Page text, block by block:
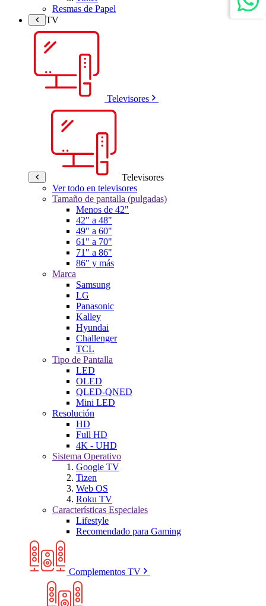
Resmas de Papel
TV
Televisores
Televisores
Ver todo en televisores
Tamaño de pantalla (pulgadas)
Menos de 42"
42" a 48"
49" a 60"
61" a 70"
71" a 86"
86" y más
Marca
Samsung
LG
Panasonic
Kalley
Hyundai
Challenger
TCL
Tipo de Pantalla
LED
OLED
QLED-QNED
Mini LED
Resolución
HD
Full HD
4K - UHD
Sistema Operativo
Google TV
Tizen
Web OS
Roku TV
Características Especiales
Lifestyle
Recomendado para Gaming
Complementos TV